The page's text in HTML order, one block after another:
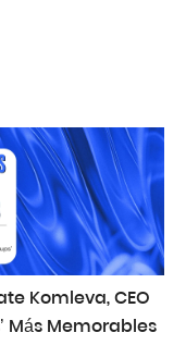
Komleva, CEO
Más Memorables